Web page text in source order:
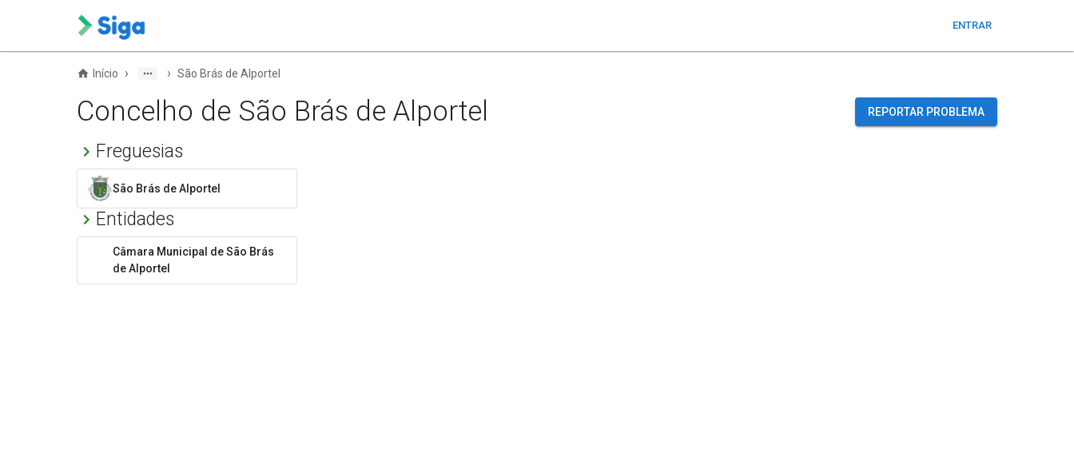
ENTRAR
Início › › São Brás de Alportel
Concelho de São Brás de Alportel REPORTAR PROBLEMA
Freguesias
São Brás de Alportel
Entidades
Câmara Municipal de São Brás
de Alportel